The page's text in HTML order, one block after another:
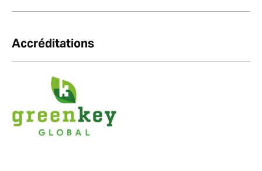
Accréditations